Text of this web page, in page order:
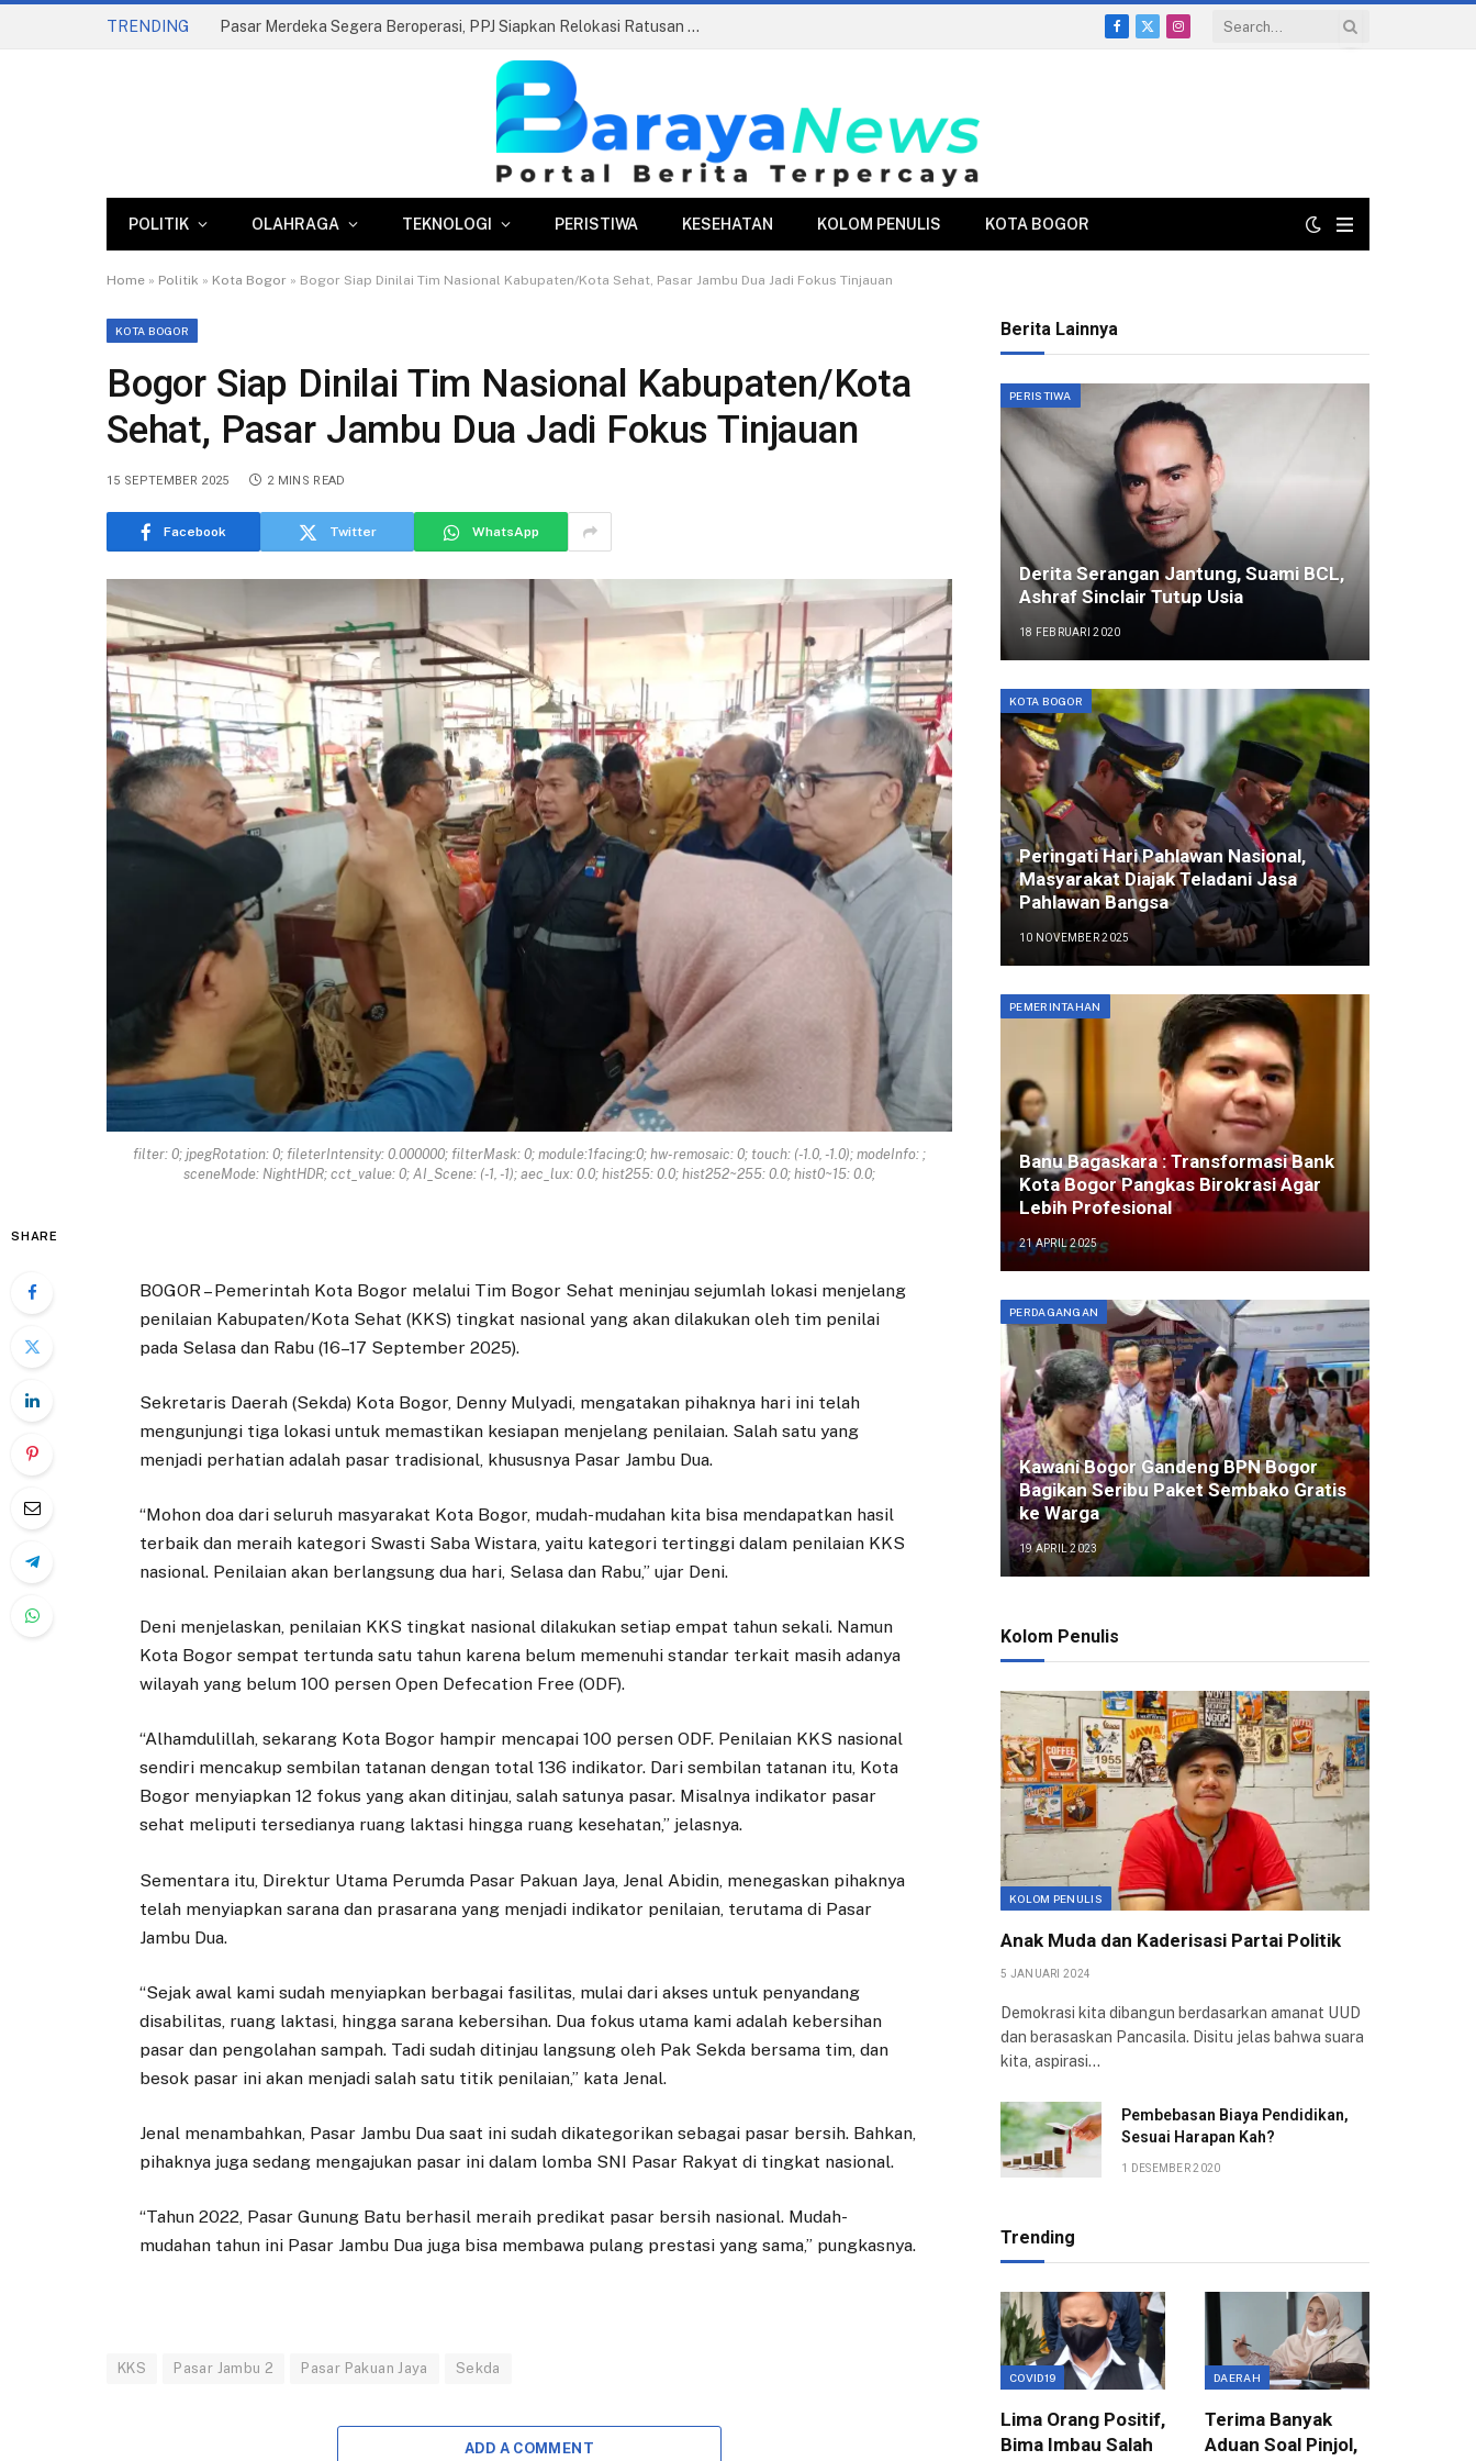
TRENDING Pasar Merdeka Segera Beroperasi, PPJ Siapkan Relokasi Ratusan Pedagang dan PKL
Facebook
X
Instagram
POLITIK OLAHRAGA TEKNOLOGI PERISTIWA KESEHATAN KOLOM PENULIS KOTA BOGOR
Home » Politik » Kota Bogor » Bogor Siap Dinilai Tim Nasional Kabupaten/Kota Sehat, Pasar Jambu Dua Jadi Fokus Tinjauan
KOTA BOGOR
Bogor Siap Dinilai Tim Nasional Kabupaten/Kota
Sehat, Pasar Jambu Dua Jadi Fokus Tinjauan
15 SEPTEMBER 2025 2 MINS READ
Facebook Twitter WhatsApp
filter: 0; jpegRotation: 0; fileterIntensity: 0.000000; filterMask: 0; module:1facing:0; hw-remosaic: 0; touch: (-1.0, -1.0); modeInfo: ;
sceneMode: NightHDR; cct_value: 0; AI_Scene: (-1, -1); aec_lux: 0.0; hist255: 0.0; hist252~255: 0.0; hist0~15: 0.0;
SHARE
BOGOR – Pemerintah Kota Bogor melalui Tim Bogor Sehat meninjau sejumlah lokasi menjelang
penilaian Kabupaten/Kota Sehat (KKS) tingkat nasional yang akan dilakukan oleh tim penilai
pada Selasa dan Rabu (16–17 September 2025).
Sekretaris Daerah (Sekda) Kota Bogor, Denny Mulyadi, mengatakan pihaknya hari ini telah
mengunjungi tiga lokasi untuk memastikan kesiapan menjelang penilaian. Salah satu yang
menjadi perhatian adalah pasar tradisional, khususnya Pasar Jambu Dua.
“Mohon doa dari seluruh masyarakat Kota Bogor, mudah-mudahan kita bisa mendapatkan hasil
terbaik dan meraih kategori Swasti Saba Wistara, yaitu kategori tertinggi dalam penilaian KKS
nasional. Penilaian akan berlangsung dua hari, Selasa dan Rabu,” ujar Deni.
Deni menjelaskan, penilaian KKS tingkat nasional dilakukan setiap empat tahun sekali. Namun
Kota Bogor sempat tertunda satu tahun karena belum memenuhi standar terkait masih adanya
wilayah yang belum 100 persen Open Defecation Free (ODF).
“Alhamdulillah, sekarang Kota Bogor hampir mencapai 100 persen ODF. Penilaian KKS nasional
sendiri mencakup sembilan tatanan dengan total 136 indikator. Dari sembilan tatanan itu, Kota
Bogor menyiapkan 12 fokus yang akan ditinjau, salah satunya pasar. Misalnya indikator pasar
sehat meliputi tersedianya ruang laktasi hingga ruang kesehatan,” jelasnya.
Sementara itu, Direktur Utama Perumda Pasar Pakuan Jaya, Jenal Abidin, menegaskan pihaknya
telah menyiapkan sarana dan prasarana yang menjadi indikator penilaian, terutama di Pasar
Jambu Dua.
“Sejak awal kami sudah menyiapkan berbagai fasilitas, mulai dari akses untuk penyandang
disabilitas, ruang laktasi, hingga sarana kebersihan. Dua fokus utama kami adalah kebersihan
pasar dan pengolahan sampah. Tadi sudah ditinjau langsung oleh Pak Sekda bersama tim, dan
besok pasar ini akan menjadi salah satu titik penilaian,” kata Jenal.
Jenal menambahkan, Pasar Jambu Dua saat ini sudah dikategorikan sebagai pasar bersih. Bahkan,
pihaknya juga sedang mengajukan pasar ini dalam lomba SNI Pasar Rakyat di tingkat nasional.
“Tahun 2022, Pasar Gunung Batu berhasil meraih predikat pasar bersih nasional. Mudah-
mudahan tahun ini Pasar Jambu Dua juga bisa membawa pulang prestasi yang sama,” pungkasnya.
KKS Pasar Jambu 2 Pasar Pakuan Jaya Sekda
ADD A COMMENT
Berita Lainnya
PERISTIWA
Derita Serangan Jantung, Suami BCL,
Ashraf Sinclair Tutup Usia
18 FEBRUARI 2020
KOTA BOGOR
Peringati Hari Pahlawan Nasional,
Masyarakat Diajak Teladani Jasa
Pahlawan Bangsa
10 NOVEMBER 2025
PEMERINTAHAN
Banu Bagaskara : Transformasi Bank
Kota Bogor Pangkas Birokrasi Agar
Lebih Profesional
21 APRIL 2025
PERDAGANGAN
Kawani Bogor Gandeng BPN Bogor
Bagikan Seribu Paket Sembako Gratis
ke Warga
19 APRIL 2023
Kolom Penulis
KOLOM PENULIS
Anak Muda dan Kaderisasi Partai Politik
5 JANUARI 2024
Demokrasi kita dibangun berdasarkan amanat UUD
dan berasaskan Pancasila. Disitu jelas bahwa suara
kita, aspirasi…
Pembebasan Biaya Pendidikan,
Sesuai Harapan Kah?
1 DESEMBER 2020
Trending
Usaha Antikorupsi,
COVID19
Lima Orang Positif,
Bima Imbau Salah
DAERAH
Terima Banyak
Aduan Soal Pinjol,